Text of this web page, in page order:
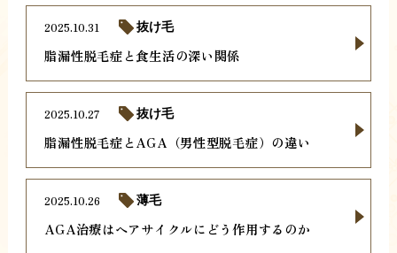
脂漏性脱毛症と食生活の深い関係
2025.10.31 抜け毛
脂漏性脱毛症とAGA（男性型脱毛症）の違い
2025.10.27 抜け毛
AGA治療はヘアサイクルにどう作用するのか
2025.10.26 薄毛